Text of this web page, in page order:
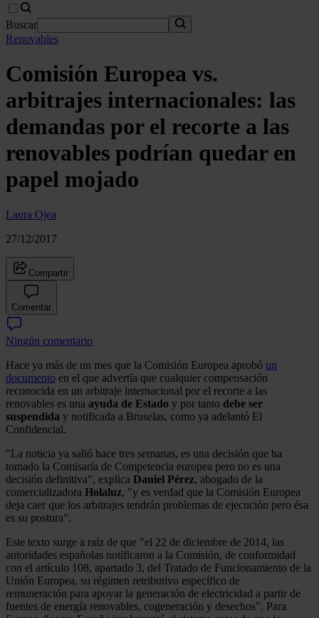
Buscar
Renovables
Comisión Europea vs.
arbitrajes internacionales: las
demandas por el recorte a las
renovables podrían quedar en
papel mojado
Laura Ojea
27/12/2017
Compartir
Comentar
Ningún comentario
Hace ya más de un mes que la Comisión Europea aprobó un
documento en el que advertía que cualquier compensación
reconocida en un arbitraje internacional por el recorte a las
renovables es una ayuda de Estado y por tanto debe ser
suspendida y notificada a Bruselas, como ya adelantó El
Confidencial.
"La noticia ya salió hace tres semanas, es una decisión que ha
tomado la Comisaría de Competencia europea pero no es una
decisión definitiva", explica Daniel Pérez, abogado de la
comercializadora Holaluz, "y es verdad que la Comisión Europea
deja caer que los arbitrajes tendrán problemas de ejecución pero ésa
es su postura".
Este texto surge a raíz de que "el 22 de diciembre de 2014, las
autoridades españolas notificaron a la Comisión, de conformidad
con el artículo 108, apartado 3, del Tratado de Funcionamiento de la
Unión Europea, su régimen retributivo específico de
remuneración para apoyar la generación de electricidad a partir de
fuentes de energía renovables, cogeneración y desechos". Para